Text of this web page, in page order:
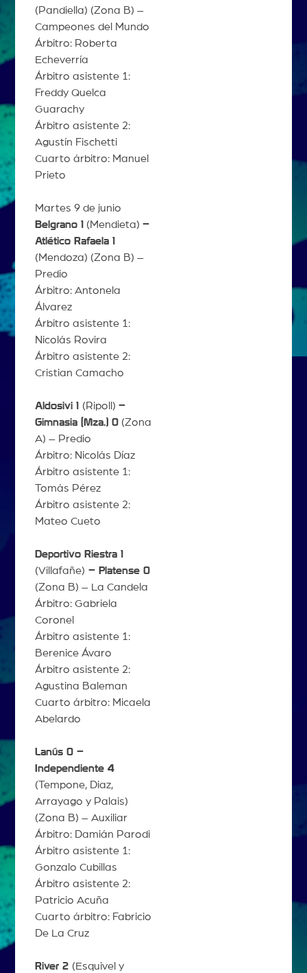
(Pandiella) (Zona B) –
Campeones del Mundo
Árbitro: Roberta
Echeverría
Árbitro asistente 1:
Freddy Quelca
Guarachy
Árbitro asistente 2:
Agustín Fischetti
Cuarto árbitro: Manuel
Prieto
Martes 9 de junio
Belgrano 1 (Mendieta) –
Atlético Rafaela 1
(Mendoza) (Zona B) –
Predio
Árbitro: Antonela
Álvarez
Árbitro asistente 1:
Nicolás Rovira
Árbitro asistente 2:
Cristian Camacho
Aldosivi 1 (Ripoll) –
Gimnasia (Mza.) 0(Zona
A) – Predio
Árbitro: Nicolás Díaz
Árbitro asistente 1:
Tomás Pérez
Árbitro asistente 2:
Mateo Cueto
Deportivo Riestra 1
(Villafañe) – Platense 0
(Zona B) – La Candela
Árbitro: Gabriela
Coronel
Árbitro asistente 1:
Berenice Ávaro
Árbitro asistente 2:
Agustina Baleman
Cuarto árbitro: Micaela
Abelardo
Lanús 0 –
Independiente 4
(Tempone, Diaz,
Arrayago y Palais)
(Zona B) – Auxiliar
Árbitro: Damián Parodi
Árbitro asistente 1:
Gonzalo Cubillas
Árbitro asistente 2:
Patricio Acuña
Cuarto árbitro: Fabricio
De La Cruz
River 2 (Esquivel y